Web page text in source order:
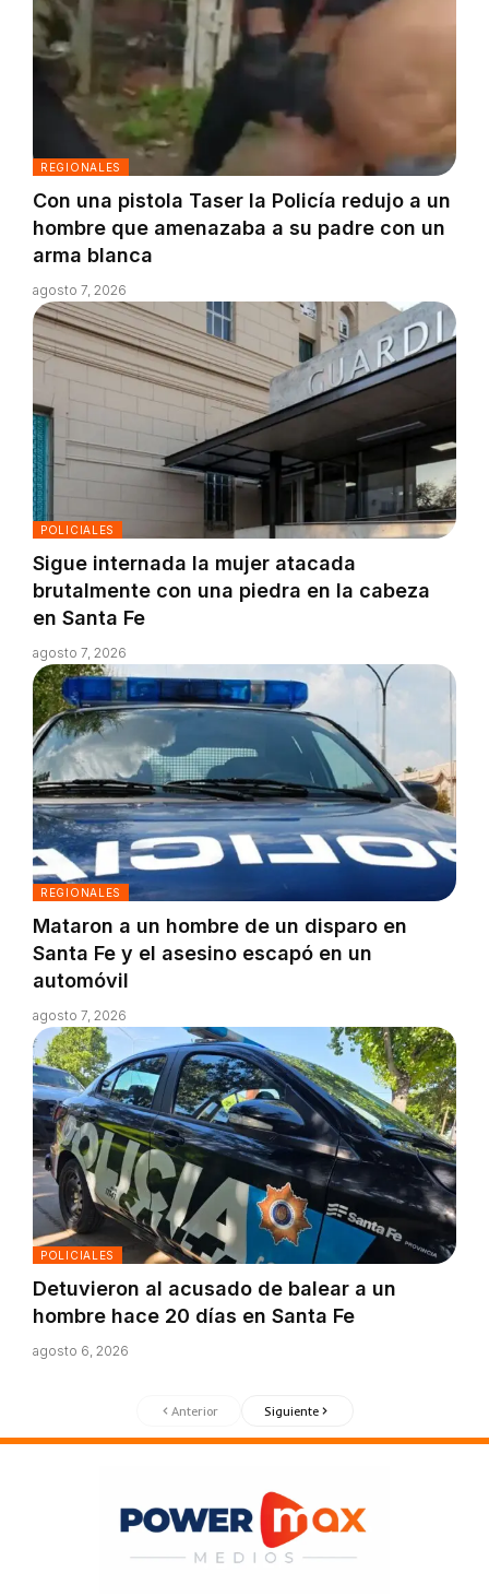
REGIONALES
Con una pistola Taser la Policía redujo a un
hombre que amenazaba a su padre con un
arma blanca
agosto 7, 2026
POLICIALES
Sigue internada la mujer atacada
brutalmente con una piedra en la cabeza
en Santa Fe
agosto 7, 2026
REGIONALES
Mataron a un hombre de un disparo en
Santa Fe y el asesino escapó en un
automóvil
agosto 7, 2026
POLICIALES
Detuvieron al acusado de balear a un
hombre hace 20 días en Santa Fe
agosto 6, 2026
Anterior Siguiente